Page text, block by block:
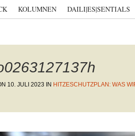
KOLUMNEN DAILI|ES|SENTIALS
10. JULI 2023 IN HITZESCHUTZPLAN: WAS